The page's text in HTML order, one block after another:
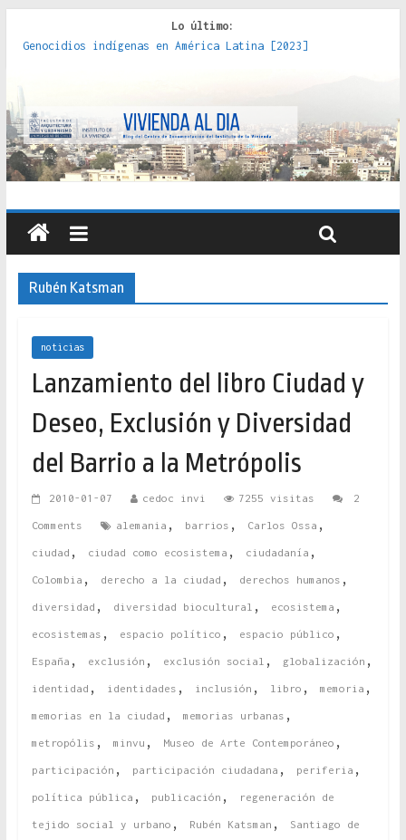
Lo último:
Genocidios indígenas en América Latina [2023]
políticas, prácticas y representaciones [2022]
crítica de las fronteras latinoamericanas [2020]
Criterios técnicos para una vivienda adecuada [2019]
Red de consultorios de la Caja del Seguro Obrero en
Santiago : un patrimonio emblemático [2014]
Rubén Katsman
noticias
Lanzamiento del libro Ciudad y
Deseo, Exclusión y Diversidad
del Barrio a la Metrópolis
2010-01-07 cedoc invi 7255 visitas 2
Comments alemania , barrios , Carlos Ossa ,
ciudad , ciudad como ecosistema , ciudadanía ,
Colombia , derecho a la ciudad , derechos humanos ,
diversidad , diversidad biocultural , ecosistema ,
ecosistemas , espacio político , espacio público ,
España , exclusión , exclusión social , globalización ,
identidad , identidades , inclusión , libro , memoria ,
memorias en la ciudad , memorias urbanas ,
metropólis , minvu , Museo de Arte Contemporáneo ,
participación , participación ciudadana , periferia ,
política pública , publicación , regeneración de
tejido social y urbano , Rubén Katsman , Santiago de